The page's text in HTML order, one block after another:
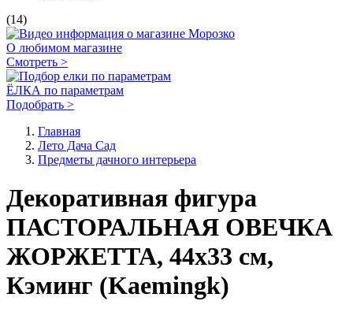
(14)
О любимом магазине
Смотреть >
ЁЛКА по параметрам
Подобрать >
Главная
Лето Дача Сад
Предметы дачного интерьера
Декоративная фигура
ПАСТОРАЛЬНАЯ ОВЕЧКА
ЖОРЖЕТТА, 44х33 см,
Кэминг (Kaemingk)